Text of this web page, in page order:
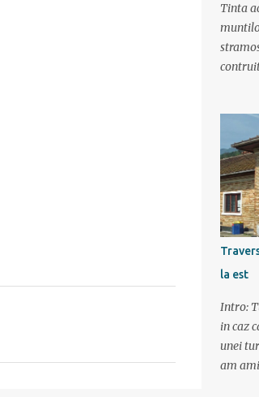
Tinta
zile
Novaci,
putea
i drept
acum
harti si
15
dormit
la est
Intro:
in caz
unei
am